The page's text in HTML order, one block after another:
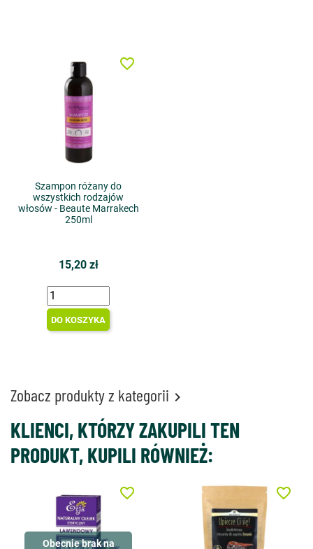
Szampon różany do
wszystkich rodzajów
włosów - Beaute Marrakech
250ml
15,20 zł
DO KOSZYKA
favorite_border
Zobacz produkty z kategorii 
KLIENCI, KTÓRZY ZAKUPILI TEN
PRODUKT, KUPILI RÓWNIEŻ:
Obecnie brak na
favorite_border favorite_border